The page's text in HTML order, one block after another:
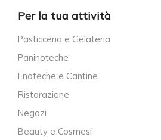
Per la tua attività
Pasticceria e Gelateria
Paninoteche
Enoteche e Cantine
Ristorazione
Negozi
Beauty e Cosmesi